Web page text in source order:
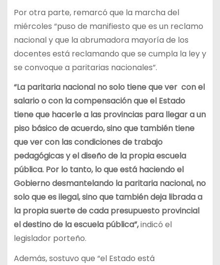
Por otra parte, remarcó que la marcha del
miércoles “puso de manifiesto que es un reclamo
nacional y que la abrumadora mayoría de los
docentes está reclamando que se cumpla la ley y
se convoque a paritarias nacionales”.
“La paritaria nacional no solo tiene que ver con el
salario o con la compensación que el Estado
tiene que hacerle a las provincias para llegar a un
piso básico de acuerdo, sino que también tiene
que ver con las condiciones de trabajo
pedagógicas y el diseño de la propia escuela
pública. Por lo tanto, lo que está haciendo el
Gobierno desmantelando la paritaria nacional, no
solo que es ilegal, sino que también deja librada a
la propia suerte de cada presupuesto provincial
el destino de la escuela pública”,indicó el
legislador porteño.
Además, sostuvo que “el Estado está